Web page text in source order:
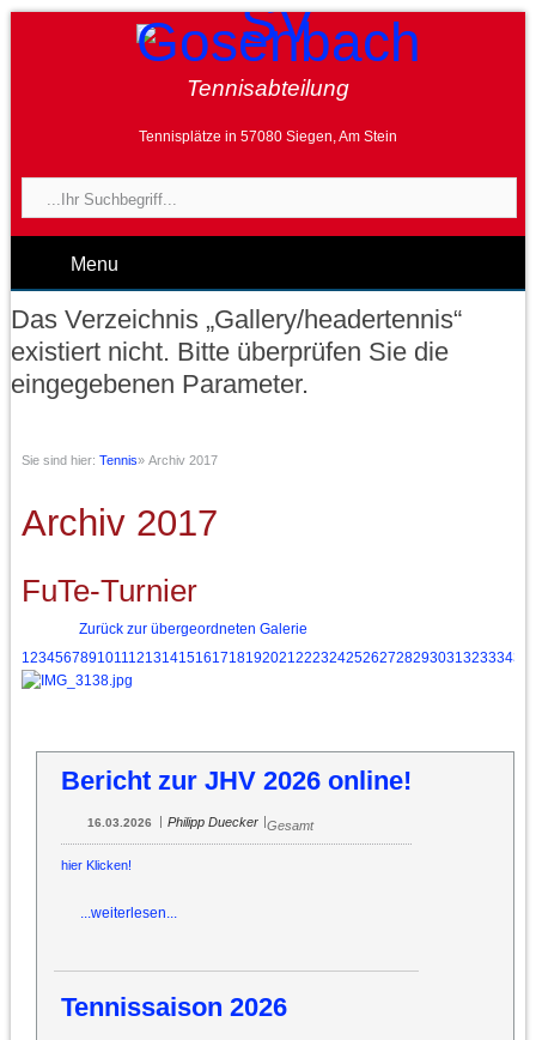
Tennisabteilung
Tennisplätze in 57080 Siegen, Am Stein
Menu
Das Verzeichnis „Gallery/headertennis“
existiert nicht. Bitte überprüfen Sie die
eingegebenen Parameter.
Sie sind hier: Tennis» Archiv 2017
Archiv 2017
FuTe-Turnier
Zurück zur übergeordneten Galerie
1 234567891011 12131415161718192021 22232425262728293031 32333435
Bericht zur JHV 2026 online!
16.03.2026 | Philipp Duecker |Gesamt
hier Klicken!
...weiterlesen...
Tennissaison 2026